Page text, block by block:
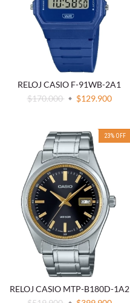
RELOJ CASIO F-91WB-2A1
$170.000
$129.900
23% OFF
RELOJ CASIO MTP-B180D-1A2